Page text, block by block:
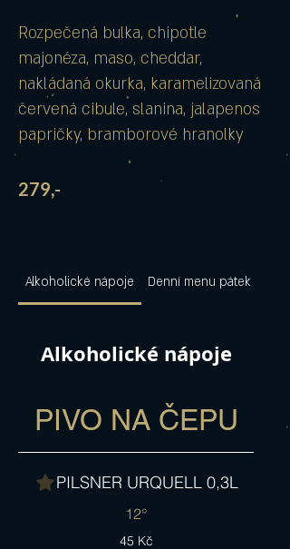
Rozpečená bulka, chipotle
majonéza, maso, cheddar,
nakládaná okurka, karamelizovaná
červená cibule, slanina, jalapenos
papričky, bramborové hranolky
​279,-
Alkoholické nápoje Denní menu pátek
Alkoholické nápoje
PIVO NA ČEPU
PILSNER URQUELL 0,3L
12°
45 Kč